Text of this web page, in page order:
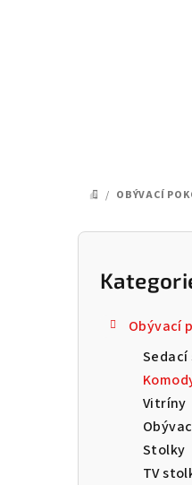
DOMŮ
/ OBÝVACÍ
P
Přeskočit
kategorie
Obývací
Vitríny
Stolky
TV